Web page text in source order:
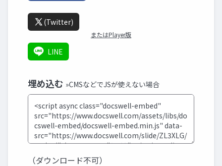
(Twitter)
またはPlayer版
LINE
埋め込む »CMSなどでJSが使えない場合
（ダウンロード不可）